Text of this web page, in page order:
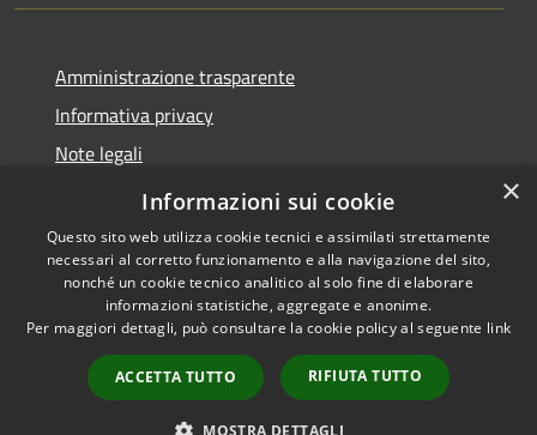
Amministrazione trasparente
Informativa privacy
Note legali
Dichiarazione di accessibilità
Accessibilità
Copyright © 2026 • Comune di
Casale Cremasco-Vidolasco •
Powered byMunicipium
Accesso redazione
×
Informazioni sui cookie
Questo sito web utilizza cookie tecnici e assimilati strettamente
necessari al corretto funzionamento e alla navigazione del sito,
nonché un cookie tecnico analitico al solo fine di elaborare
informazioni statistiche, aggregate e anonime.
Per maggiori dettagli, può consultare la cookie policy al seguente link
ACCETTA TUTTO RIFIUTA TUTTO
MOSTRA DETTAGLI